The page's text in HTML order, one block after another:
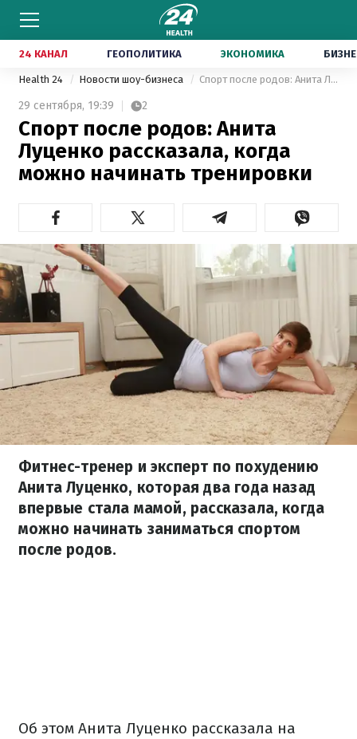
24 КАНАЛ ГЕОПОЛИТИКА ЭКОНОМИКА
Health 24 Новости шоу-бизнеса Спорт после родов: Анита Луценко рассказала, когда можно начинать тренировки
29 сентября, 19:39 2
Спорт после родов: Анита
Луценко рассказала, когда
можно начинать тренировки
Фитнес-тренер и эксперт по похудению
Анита Луценко, которая два года назад
впервые стала мамой, рассказала, когда
можно начинать заниматься спортом
после родов.
Об этом Анита Луценко рассказала на